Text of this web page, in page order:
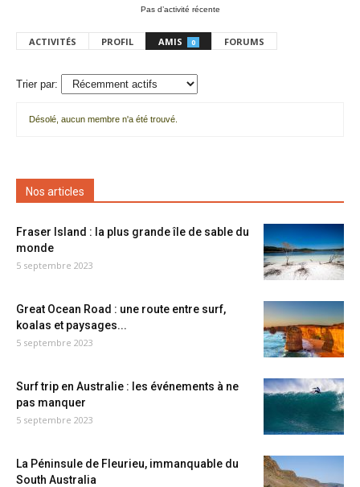
Pas d’activité récente
ACTIVITÉS PROFIL AMIS 0 FORUMS
Trier par:
amis
Désolé, aucun membre n'a été trouvé.
Nos articles
Fraser Island : la plus grande île de sable du
monde
5 septembre 2023
Great Ocean Road : une route entre surf,
koalas et paysages...
5 septembre 2023
Surf trip en Australie : les événements à ne
pas manquer
5 septembre 2023
La Péninsule de Fleurieu, immanquable du
South Australia